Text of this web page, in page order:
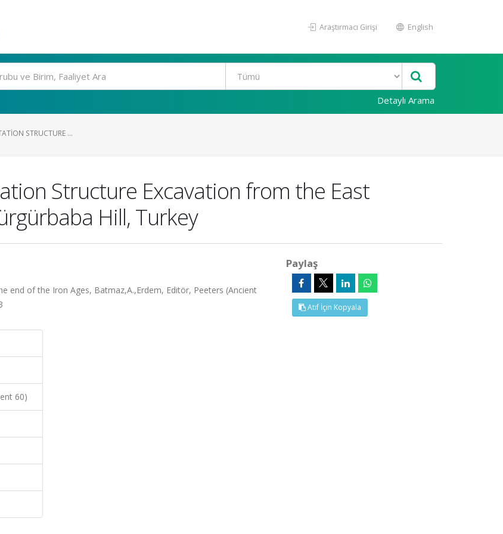
Araştırmacı Girişi English
Detaylı Arama
STRUCTURE ...
Structure Excavation from the East
Hill, Turkey
of the Iron Ages, Batmaz,A.,Erdem, Editör, Peeters (Ancient
60)
Paylaş
Atıf İçin Kopyala